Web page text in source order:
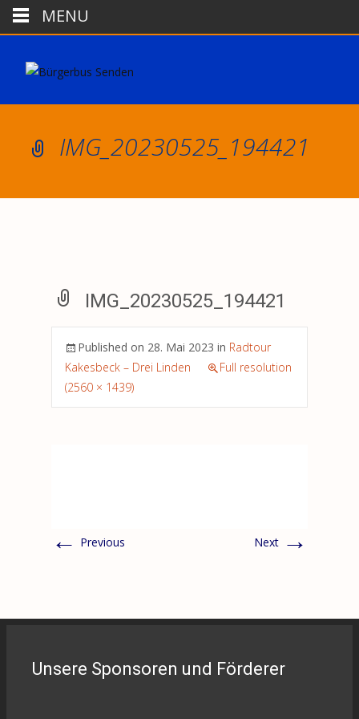
IMG_20230525_194421
IMG_20230525_194421
Published on 28. Mai 2023 in Radtour
Kakesbeck – Drei Linden
Full resolution
(2560 × 1439)
← Previous Next →
Unsere Sponsoren und Förderer
MENU